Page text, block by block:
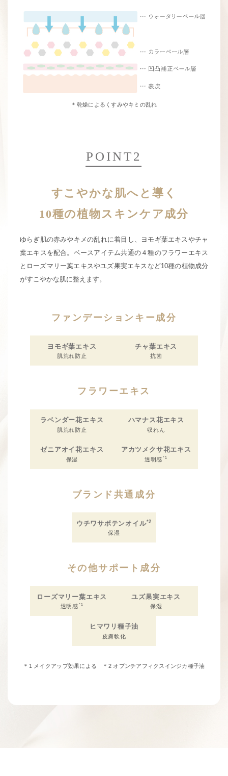
＊乾燥によるくすみやキミの乱れ
POINT2
すこやかな肌へと導く
10種の植物スキンケア成分
ゆらぎ肌の赤みやキメの乱れに着目し、ヨモギ葉エキスやチャ
葉エキスを配合。 ベースアイテム共通の４種のフラワーエキス
とローズマリー葉エキスやユズ果実エキスなど10種の植物成分
がすこやかな肌に整えます。
ファンデーションキー成分
ヨモギ葉エキス
肌荒れ防止
チャ葉エキス
抗菌
フラワーエキス
ラベンダー花エキス
肌荒れ防止
ハマナス花エキス
収れん
ゼニアオイ花エキス
保湿
アカツメクサ花エキス
透明感 *1
ブランド共通成分
ウチワサボテンオイル*2
保湿
その他サポート成分
ローズマリー葉エキス
透明感 *1
ユズ果実エキス
保湿
ヒマワリ種子油
皮膚軟化
＊1 メイクアップ効果による ＊2 オプンチアフィクスインジカ種子油